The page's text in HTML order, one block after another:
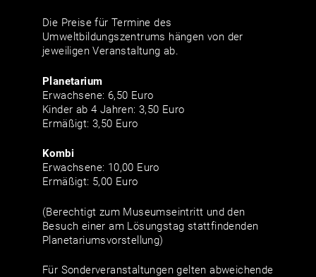
Die Preise für Termine des
Umweltbildungszentrums hängen von der
jeweiligen Veranstaltung ab.
Planetarium
Erwachsene: 6,50 Euro
Kinder ab 4 Jahren: 3,50 Euro
Ermäßigt: 3,50 Euro
Kombi
Erwachsene: 10,00 Euro
Ermäßigt: 5,00 Euro
(Berechtigt zum Museumseintritt und den
Besuch einer am Lösungstag stattfindenden
Planetariumsvorstellung)
Für Sonderveranstaltungen gelten abweichende